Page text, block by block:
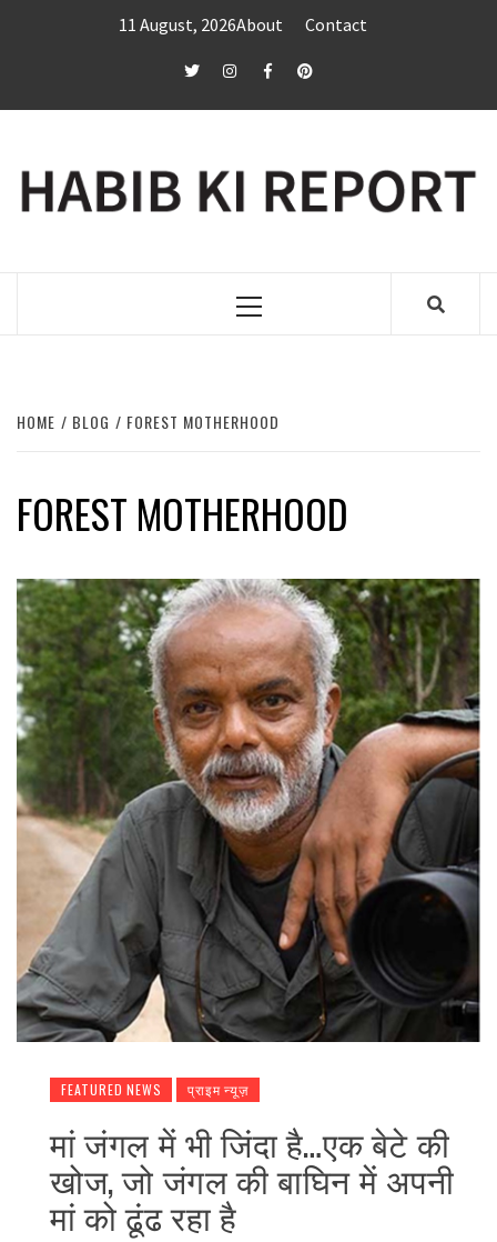
11 August, 2026About Contact
twitterInstagramFacebookPinterest
Primary
HOME BLOG FOREST MOTHERHOOD
FOREST MOTHERHOOD
FEATURED NEWS प्राइम न्यूज़
मां जंगल में भी जिंदा है…एक बेटे की
खोज, जो जंगल की बाघिन में अपनी
मां को ढूंढ रहा है